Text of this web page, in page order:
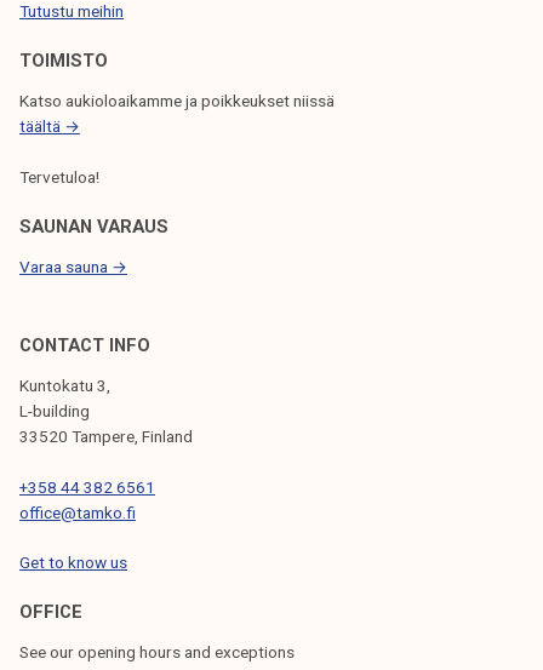
Tutustu meihin
TOIMISTO
Katso aukioloaikamme ja poikkeukset niissä
täältä →
Tervetuloa!
SAUNAN VARAUS
Varaa sauna →
CONTACT INFO
Kuntokatu 3,
L-building
33520 Tampere, Finland
+358 44 382 6561
office@tamko.fi
Get to know us
OFFICE
See our opening hours and exceptions